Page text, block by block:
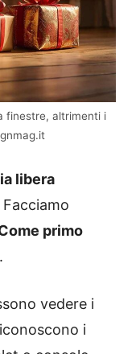
finestre, altrimenti i
libera
Facciamo
primo
vedere i
i